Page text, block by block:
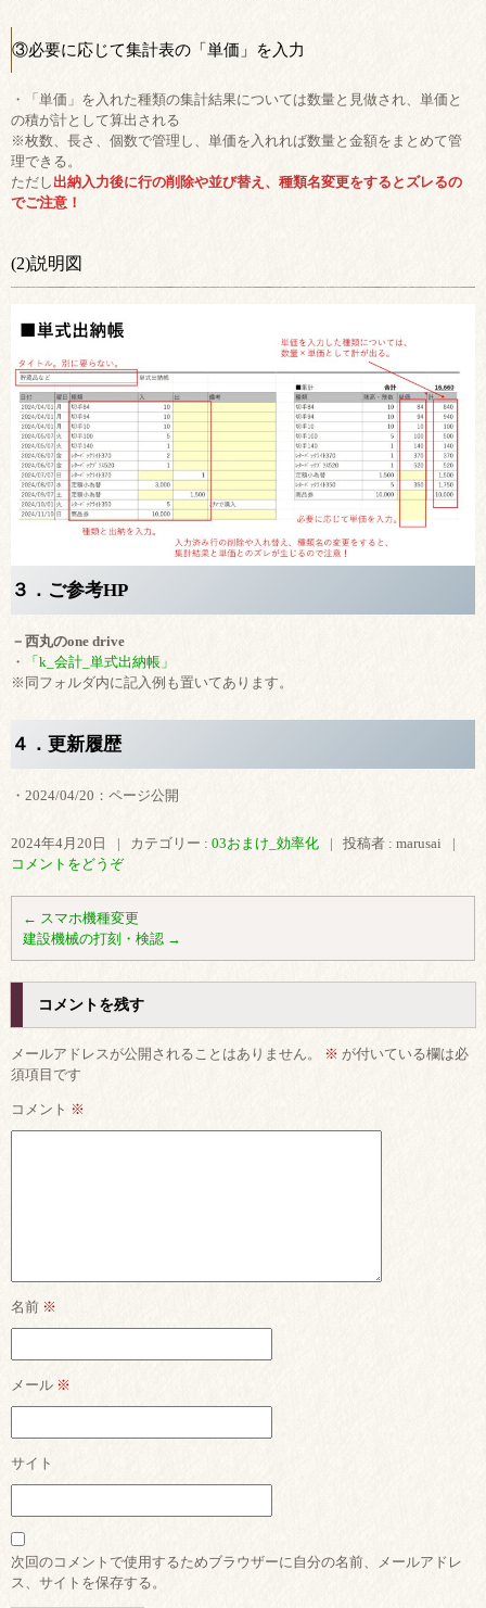
③必要に応じて集計表の「単価」を入力
・「単価」を入れた種類の集計結果については数量と見做され、単価と
の積が計として算出される
※枚数、長さ、個数で管理し、単価を入れれば数量と金額をまとめて管
理できる。
ただし出納入力後に行の削除や並び替え、種類名変更をするとズレるの
でご注意！
(2)説明図
３．ご参考HP
－西丸のone drive
・
「k_会計_単式出納帳」
※同フォルダ内に記入例も置いてあります。
４．更新履歴
・2024/04/20：ページ公開
2024年4月20日 | カテゴリー : 03おまけ_効率化 | 投稿者 : marusai
|
コメントをどうぞ
← スマホ機種変更
建設機械の打刻・検認 →
コメントを残す
メールアドレスが公開されることはありません。 ※ が付いている欄は必
須項目です
コメント ※
名前 ※
メール ※
サイト
次回のコメントで使用するためブラウザーに自分の名前、メールアドレ
ス、サイトを保存する。